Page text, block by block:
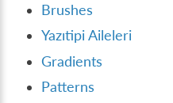
Brushes
Yazıtipi Aileleri
Gradients
Patterns